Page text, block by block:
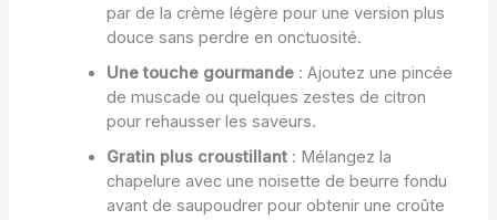
par de la crème légère pour une version plus
douce sans perdre en onctuosité.
Une touche gourmande: Ajoutez une pincée
de muscade ou quelques zestes de citron
pour rehausser les saveurs.
Gratin plus croustillant: Mélangez la
chapelure avec une noisette de beurre fondu
avant de saupoudrer pour obtenir une croûte